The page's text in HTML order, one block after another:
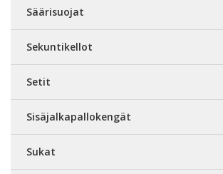
Säärisuojat
Sekuntikellot
Setit
Sisäjalkapallokengät
Sukat